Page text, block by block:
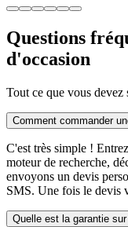
Questions
d'occasion
Tout ce que vous devez
Comment commander
C'est très simple !
moteur de recherche,
envoyons un devis
SMS. Une fois le devis
Quelle est la garantie